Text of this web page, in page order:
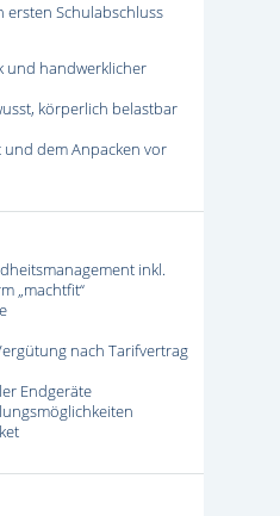
ersten Schulabschluss
und handwerklicher
körperlich belastbar
und dem Anpacken vor
inkl.
„machtfit“
nach Tarifvertrag
Endgeräte